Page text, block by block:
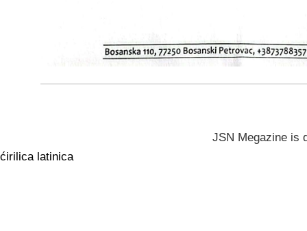
JSN Megazine is
ćirilica latinica